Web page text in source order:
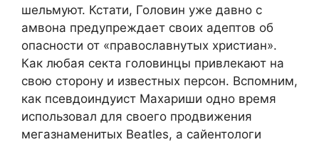
шельмуют. Кстати, Головин уже давно с
амвона предупреждает своих адептов об
опасности от «православнутых христиан».
Как любая секта головинцы привлекают на
свою сторону и известных персон. Вспомним,
как псевдоиндуист Махариши одно время
использовал для своего продвижения
мегазнаменитых Beatles, а сайентологи